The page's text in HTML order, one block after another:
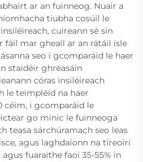
ar an fuinneog. Nuair a
tiubha cosúil le
cuireann sé sin
fáil mar gheall ar an rátáil ísle
seo i gcomparáid le haer
staidéir ghréasáin
córas insiléireach
le teimpléid na haer
céim, i gcomparáid le
go minic le fuinneoga
teasa sárchúramach seo leas
agus laghdaíonn na tíreoirí
fuaraithe faoi 35-55% in